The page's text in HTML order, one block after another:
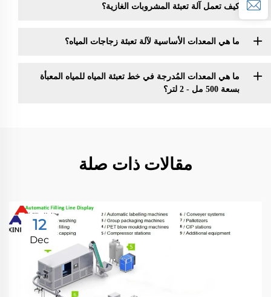
كيف تعمل آلة تعبئة المشروبات الغازية؟
ما هي المعدات الأساسية لآلة تعبئة زجاجات المياه؟
ما هي المعدات المُدرجة في خط تعبئة المياه للمياه المعبأة
بسعة 500 مل - 2 لتر؟
مقالات ذات صلة
12
Dec